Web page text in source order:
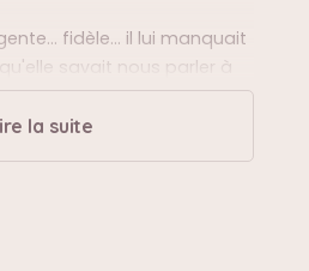
fidèle... il lui manquait
savait nous parler à
la suite